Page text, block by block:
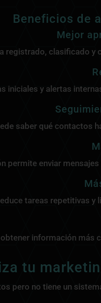
Beneficios de
Mejor
registrado, clasificado y
iniciales y alertas
saber qué contactos
permite enviar
tareas repetitivas
información más
tu
pero no tiene un